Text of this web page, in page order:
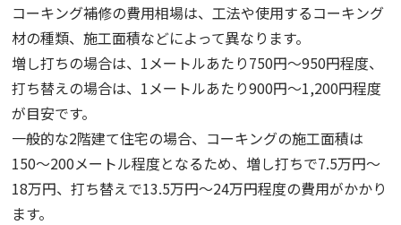
コーキング補修の費用相場は、工法や使用するコーキング
材の種類、施工面積などによって異なります。
増し打ちの場合は、1メートルあたり750円〜950円程度、
打ち替えの場合は、1メートルあたり900円〜1,200円程度
が目安です。
一般的な2階建て住宅の場合、コーキングの施工面積は
150〜200メートル程度となるため、増し打ちで7.5万円〜
18万円、打ち替えで13.5万円〜24万円程度の費用がかかり
ます。